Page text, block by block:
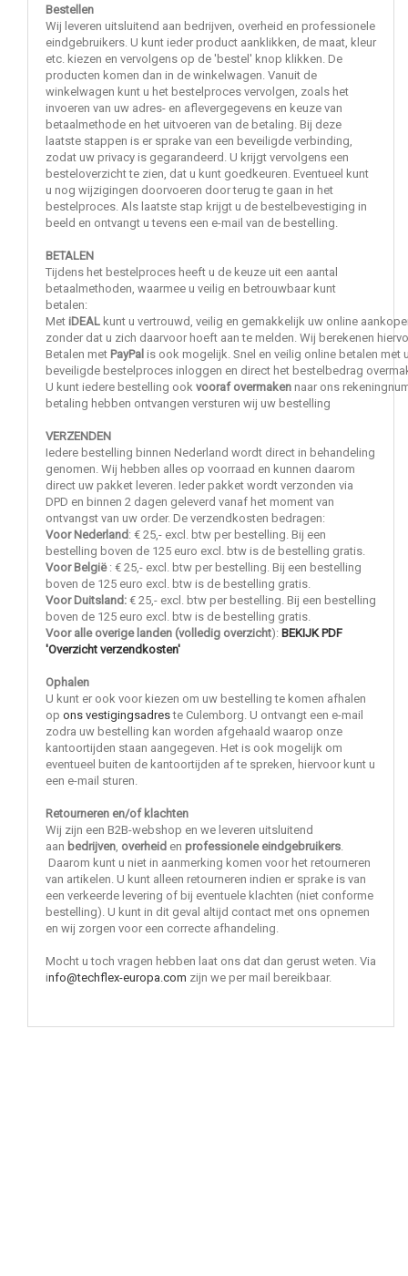
Bestellen
Wij leveren uitsluitend aan bedrijven, overheid en professionele
eindgebruikers. U kunt ieder product aanklikken, de maat, kleur
etc. kiezen en vervolgens op de 'bestel' knop klikken. De
producten komen dan in de winkelwagen. Vanuit de
winkelwagen kunt u het bestelproces vervolgen, zoals het
invoeren van uw adres- en aflevergegevens en keuze van
betaalmethode en het uitvoeren van de betaling. Bij deze
laatste stappen is er sprake van een beveiligde verbinding,
zodat uw privacy is gegarandeerd. U krijgt vervolgens een
besteloverzicht te zien, dat u kunt goedkeuren. Eventueel kunt
u nog wijzigingen doorvoeren door terug te gaan in het
bestelproces. Als laatste stap krijgt u de bestelbevestiging in
beeld en ontvangt u tevens een e-mail van de bestelling.
BETALEN
Tijdens het bestelproces heeft u de keuze uit een aantal
betaalmethoden, waarmee u veilig en betrouwbaar kunt
betalen:
Met iDEAL kunt u vertrouwd, veilig en gemakkelijk uw online
zonder dat u zich daarvoor hoeft aan te melden. Wij berekenen
Betalen met PayPal is ook mogelijk. Snel en veilig online betalen met
beveiligde bestelproces inloggen en direct het bestelbedrag
U kunt iedere bestelling ook vooraf overmaken naar ons
betaling hebben ontvangen versturen wij uw bestelling
VERZENDEN
Iedere bestelling binnen Nederland wordt direct in behandeling
genomen. Wij hebben alles op voorraad en kunnen daarom
direct uw pakket leveren. Ieder pakket wordt verzonden via
DPD en binnen 2 dagen geleverd vanaf het moment van
ontvangst van uw order. De verzendkosten bedragen:
Voor Nederland: € 25,- excl. btw per bestelling. Bij een
bestelling boven de 125 euro excl. btw is de bestelling gratis.
Voor België: € 25,- excl. btw per bestelling. Bij een bestelling
boven de 125 euro excl. btw is de bestelling gratis.
Voor Duitsland: € 25,- excl. btw per bestelling. Bij een bestelling
boven de 125 euro excl. btw is de bestelling gratis.
Voor alle overige landen (volledig overzicht): BEKIJK PDF
'Overzicht verzendkosten'
Ophalen
U kunt er ook voor kiezen om uw bestelling te komen afhalen
op ons vestigingsadreste Culemborg. U ontvangt een e-mail
zodra uw bestelling kan worden afgehaald waarop onze
kantoortijden staan aangegeven. Het is ook mogelijk om
eventueel buiten de kantoortijden af te spreken, hiervoor kunt u
een e-mail sturen.
Retourneren en/of klachten
Wij zijn een B2B-webshop en we leveren uitsluitend
aan bedrijven, overheid en professionele eindgebruikers.
Daarom kunt u niet in aanmerking komen voor het retourneren
van artikelen. U kunt alleen retourneren indien er sprake is van
een verkeerde levering of bij eventuele klachten (niet conforme
bestelling). U kunt in dit geval altijd contact met ons opnemen
en wij zorgen voor een correcte afhandeling.
Mocht u toch vragen hebben laat ons dat dan gerust weten. Via
info@techflex-europa.com zijn we per mail bereikbaar.